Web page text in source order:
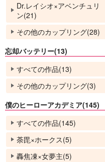
Dr.レイシオ×アベンチュリ
ン(21)
その他のカップリング(28)
忘却バッテリー(13)
すべての作品(13)
その他のカップリング(3)
僕のヒーローアカデミア(145)
すべての作品(145)
荼毘×ホークス(5)
轟焦凍×女夢主(5)